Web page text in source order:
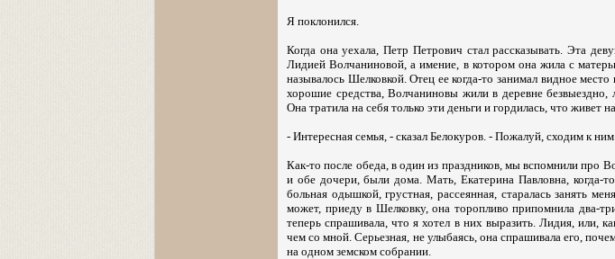
Я поклонился.
Когда она уехала, Петр Петрович стал рассказывать. Эта
Лидией Волчаниновой, а имение, в котором она жила с
называлось Шелковкой. Отец ее когда-то занимал видное
хорошие средства, Волчаниновы жили в деревне
Она тратила на себя только эти деньги и гордилась, что живет
- Интересная семья, - сказал Белокуров. - Пожалуй, сходим к
Как-то после обеда, в один из праздников, мы вспомнили про
и обе дочери, были дома. Мать, Екатерина Павловна, когда-
больная одышкой, грустная, рассеянная, старалась занять
может, приеду в Шелковку, она торопливо припомнила два-
теперь спрашивала, что я хотел в них выразить. Лидия, или,
чем со мной. Серьезная, не улыбаясь, она спрашивала его,
на одном земском собрании.